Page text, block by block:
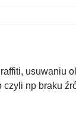
usuwaniu
np braku